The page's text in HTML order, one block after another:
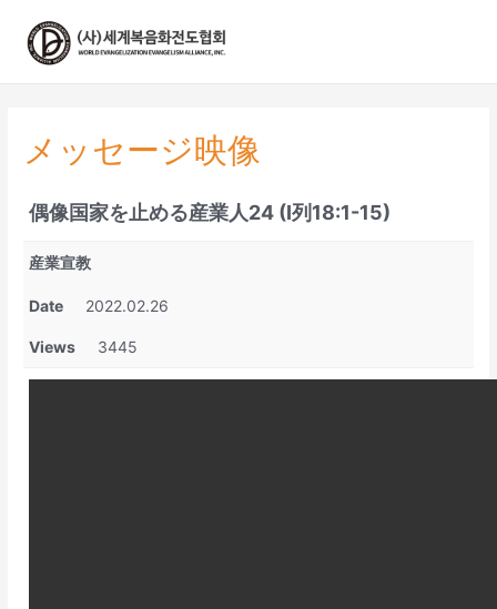
メッセージ映像
偶像国家を止める産業人24 (Ⅰ列18:1-15)
産業宣教
Date 2022.02.26
Views 3445